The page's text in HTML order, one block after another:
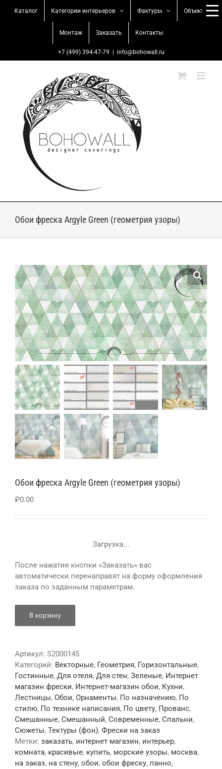
Каталог Категории интерьеров Фактуры Объекты
Монтаж Заказать Контакты
+7 (499) 394-47-79 info@bohowall.ru
Обои фреска Argyle Green (геометрия узоры)
Обои фреска Argyle Green (геометрия узоры)
₽0.00
Загрузка...
После нажатия кнопки «Заказать» вас
автоматически перенаправят на форму оформления
заказа по заданным параметрам.
В корзину
Артикул: S2000145
Категорий: Векторные, Геометрия, Горизонтальные,
Гостинные, Для отеля, Для стен, Зеленые, Интернет
магазин фрески, Интернет-магазин обои, Кухни,
Лестницы, Обои, Орнаменты, По назначению, По
стилю, По технике написания, По цвету, Прованс,
Смешанные, Смешанный, Современные, Спальни,
Сюжеты, Тектуры (фон), Фрески на заказ
Метки: заказать, интернет магазин, интерьер,
комната, красивые, купить, морские узоры, москва,
на заказ, на стену, обои, обои фреску, панно,